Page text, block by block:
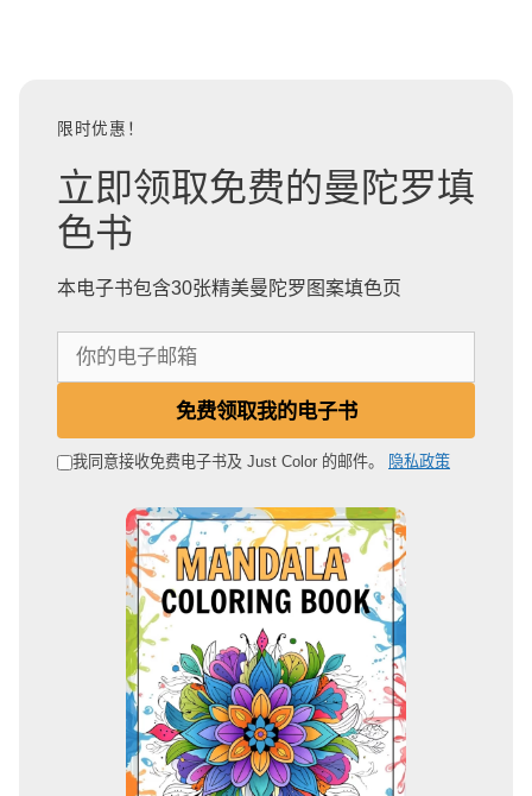
限时优惠！
立即领取免费的曼陀罗填
色书
本电子书包含30张精美曼陀罗图案填色页
邮
免费领取我的电子书
我同意接收免费电子书及 Just Color 的邮件。 隐私政策